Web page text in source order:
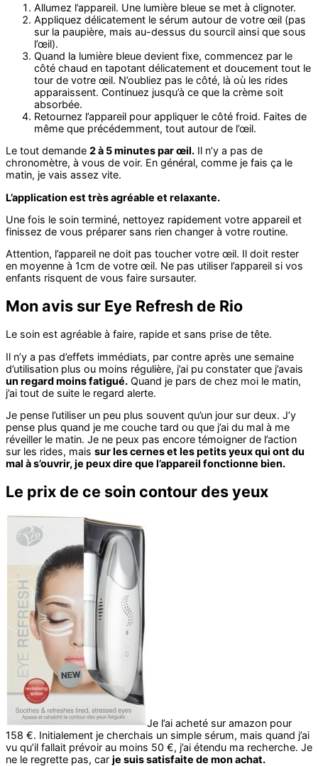
Allumez l’appareil. Une lumière bleue se met à clignoter.
Appliquez délicatement le sérum autour de votre œil (pas
sur la paupière, mais au-dessus du sourcil ainsi que sous
l’œil).
Quand la lumière bleue devient fixe, commencez par le
côté chaud en tapotant délicatement et doucement tout le
tour de votre œil. N’oubliez pas le côté, là où les rides
apparaissent. Continuez jusqu’à ce que la crème soit
absorbée.
Retournez l’appareil pour appliquer le côté froid. Faites de
même que précédemment, tout autour de l’œil.
Le tout demande 2 à 5 minutes par œil. Il n’y a pas de
chronomètre, à vous de voir. En général, comme je fais ça le
matin, je vais assez vite.
L’application est très agréable et relaxante.
Une fois le soin terminé, nettoyez rapidement votre appareil et
finissez de vous préparer sans rien changer à votre routine.
Attention, l’appareil ne doit pas toucher votre œil. Il doit rester
en moyenne à 1cm de votre œil. Ne pas utiliser l’appareil si vos
enfants risquent de vous faire sursauter.
Mon avis sur Eye Refresh de Rio
Le soin est agréable à faire, rapide et sans prise de tête.
Il n’y a pas d’effets immédiats, par contre après une semaine
d’utilisation plus ou moins régulière, j’ai pu constater que j’avais
un regard moins fatigué. Quand je pars de chez moi le matin,
j’ai tout de suite le regard alerte.
Je pense l’utiliser un peu plus souvent qu’un jour sur deux. J’y
pense plus quand je me couche tard ou que j’ai du mal à me
réveiller le matin. Je ne peux pas encore témoigner de l’action
sur les rides, mais sur les cernes et les petits yeux qui ont du
mal à s’ouvrir, je peux dire que l’appareil fonctionne bien.
Le prix de ce soin contour des yeux
Je l’ai acheté sur amazon pour
158 €. Initialement je cherchais un simple sérum, mais quand j’ai
vu qu’il fallait prévoir au moins 50 €, j’ai étendu ma recherche. Je
ne le regrette pas, car je suis satisfaite de mon achat.